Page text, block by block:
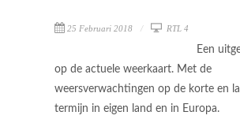
25 Februari 2018 RTL 4
Een
op de actuele weerkaart. Met de
weersverwachtingen op de korte en
termijn in eigen land en in Europa.